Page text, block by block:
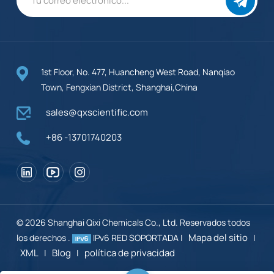
1st Floor, No. 477, Huancheng West Road, Nanqiao
Town, Fengxian District, Shanghai,China
sales@qxscientific.com
+86 -13701740203
© 2026 Shanghai Qixi Chemicals Co., Ltd. Reservados todos
los derechos .
IPv6 RED SOPORTADA | Mapa del sitio |
XML | Blog | política de privacidad